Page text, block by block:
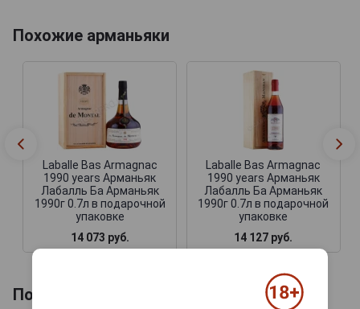
Похожие арманьяки
Laballe Bas Armagnac
1990 years Арманьяк
Лабалль Ба Арманьяк
1990г 0.7л в подарочной
упаковке
14 073 руб.
Laballe Bas Armagnac
1990 years Арманьяк
Лабалль Ба Арманьяк
1990г 0.7л в подарочной
упаковке
14 127 руб.
Похожие напитки по году производства